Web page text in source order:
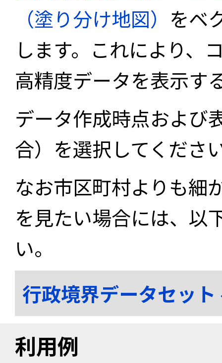
（塗り分け地図） をベ
します。これにより、
高精度データを表示す
データ作成時点および
合）を選択してくださ
なお市区町村よりも細
を見たい場合には、以
い。
行政境界データセッ
利用例